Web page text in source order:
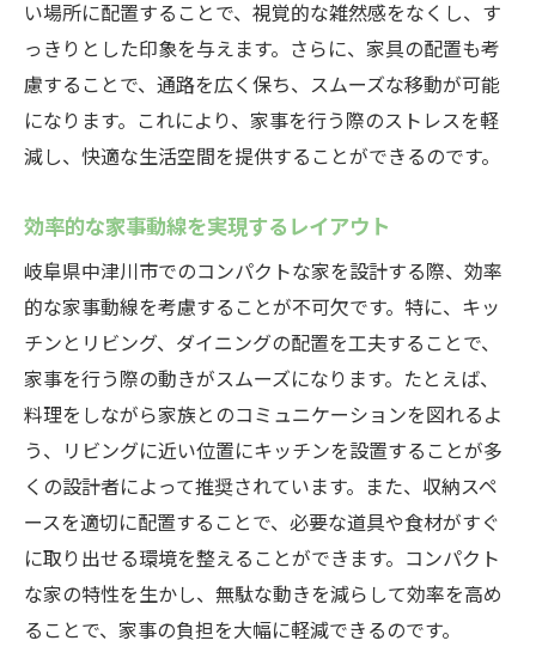
い場所に配置することで、視覚的な雑然感をなくし、す
っきりとした印象を与えます。さらに、家具の配置も考
慮することで、通路を広く保ち、スムーズな移動が可能
になります。これにより、家事を行う際のストレスを軽
減し、快適な生活空間を提供することができるのです。
効率的な家事動線を実現するレイアウト
岐阜県中津川市でのコンパクトな家を設計する際、効率
的な家事動線を考慮することが不可欠です。特に、キッ
チンとリビング、ダイニングの配置を工夫することで、
家事を行う際の動きがスムーズになります。たとえば、
料理をしながら家族とのコミュニケーションを図れるよ
う、リビングに近い位置にキッチンを設置することが多
くの設計者によって推奨されています。また、収納スペ
ースを適切に配置することで、必要な道具や食材がすぐ
に取り出せる環境を整えることができます。コンパクト
な家の特性を生かし、無駄な動きを減らして効率を高め
ることで、家事の負担を大幅に軽減できるのです。